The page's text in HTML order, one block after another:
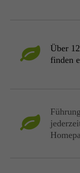
Über
finden